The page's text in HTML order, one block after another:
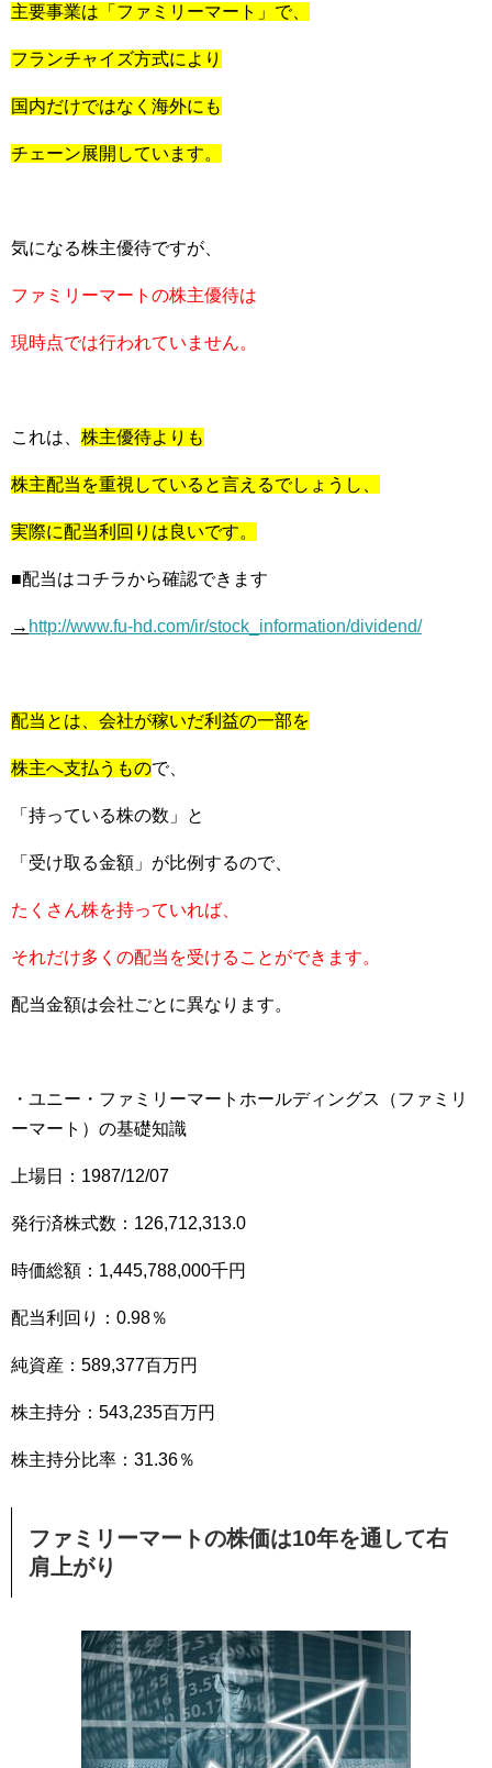
主要事業は「ファミリーマート」で、
フランチャイズ方式により
国内だけではなく海外にも
チェーン展開しています。
気になる株主優待ですが、
ファミリーマートの株主優待は
現時点では行われていません。
これは、 株主優待よりも
株主配当を重視していると言えるでしょうし、
実際に配当利回りは良いです。
■配当はコチラから確認できます
→ http://www.fu-hd.com/ir/stock_information/dividend/
配当とは、会社が稼いだ利益の一部を
株主へ支払うもので、
「持っている株の数」と
「受け取る金額」が比例するので、
たくさん株を持っていれば、
それだけ多くの配当を受けることができます。
配当金額は会社ごとに異なります。
・ユニー・ファミリーマートホールディングス（ファミリ
ーマート）の基礎知識
上場日：1987/12/07
発行済株式数：126,712,313.0
時価総額：1,445,788,000千円
配当利回り：0.98％
純資産：589,377百万円
株主持分：543,235百万円
株主持分比率：31.36％
ファミリーマートの株価は10年を通して右
肩上がり